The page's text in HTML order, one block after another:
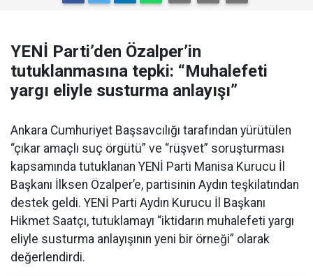
YENİ Parti’den Özalper’in
tutuklanmasına tepki: “Muhalefeti
yargı eliyle susturma anlayışı”
Ankara Cumhuriyet Başsavcılığı tarafından yürütülen
“çıkar amaçlı suç örgütü” ve “rüşvet” soruşturması
kapsamında tutuklanan YENİ Parti Manisa Kurucu İl
Başkanı İlksen Özalper’e, partisinin Aydın teşkilatından
destek geldi. YENİ Parti Aydın Kurucu İl Başkanı
Hikmet Saatçı, tutuklamayı “iktidarın muhalefeti yargı
eliyle susturma anlayışının yeni bir örneği” olarak
değerlendirdi.